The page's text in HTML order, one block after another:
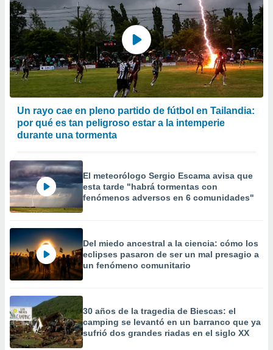
Un rayo cae en pleno partido de fútbol en Tailandia:
por qué es tan peligroso estar a la intemperie
durante una tormenta
El meteorólogo Sergio Escama avisa que
esta tarde "habrá tormentas con
fenómenos adversos en 6 comunidades"
Del miedo ancestral a la ciencia: cómo los
eclipses pasaron de ser un mal presagio a
un fenómeno comunitario
30 años de la tragedia de Biescas: el
camping se levantó en un barranco que ya
sufrió dos grandes riadas en el siglo XX